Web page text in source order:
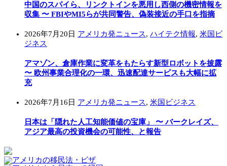
中国のスパイら、リンクトインを悪用し西側の機密情報を
収集 〜 FBIやMI5らが共同警告、偽装接近の手口を指摘
2026年7月20日 アメリカ発ニュース, ハイテク情報, 米国ビ
ジネス
アマゾン、倉庫作業に変革をもたらす新型ロボットを披露
〜 欧州事業合理化の一環、迅速配達サービスも大幅に拡
充
2026年7月16日 アメリカ発ニュース, 米国ビジネス
日本は「隠れた人工知能価値の宝庫」 〜 バークレイズ、
アジア最高の投資機会の可能性、と報告